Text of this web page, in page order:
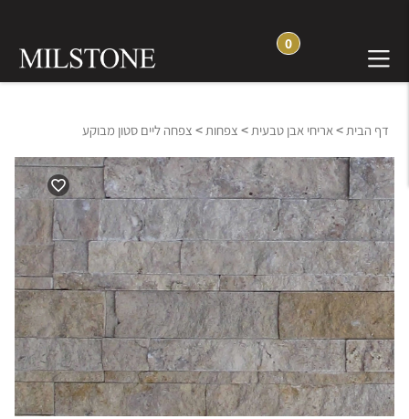
0
דף הבית> אריחי אבן טבעית> צפחות> צפחה ליים סטון מבוקע